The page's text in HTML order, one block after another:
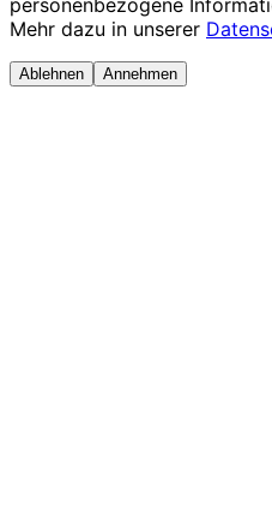
Mehr dazu in unserer
Ablehnen Annehmen